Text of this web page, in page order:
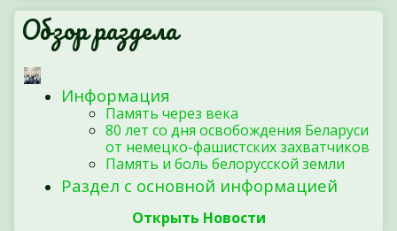
Обзор раздела
Информация
Память через века
80 лет со дня освобождения Беларуси
от немецко-фашистских захватчиков
Память и боль белорусской земли
Раздел с основной информацией
Открыть Новости